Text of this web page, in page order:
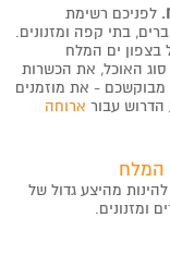
. לפניכם רשימת
בתי קפה ומזנונים.
בצפון ים המלח
סוג האוכל, את הכשרות
- את מוזמנים
עבור ארוחה
המלח
מהיצע גדול של
ומזנונים.